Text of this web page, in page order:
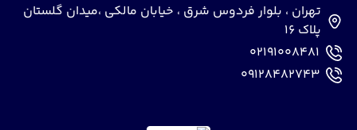
تهران ، بلوار فردوس شرق ، خیابان مالکی ،میدان گلستان
پلاک 16
02191008481
09128482743